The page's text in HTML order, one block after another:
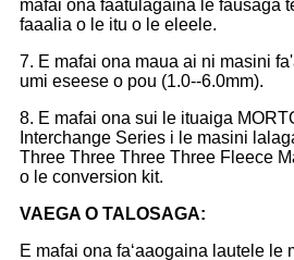
mafai ona faatulagaina le fausaga
faaalia o le itu o le eleele.
7. E mafai ona maua ai ni masini
umi eseese o pou (1.0--6.0mm).
8. E mafai ona sui le ituaiga
Interchange Series i le masini
Three Three Three Three Fleece
o le conversion kit.
VAEGA O TALOSAGA:
E mafai ona faʻaaogaina lautele le